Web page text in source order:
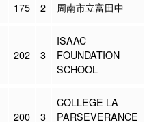
175 2 周南市立富田中
202 3
ISAAC
FOUNDATION
SCHOOL
200 3
COLLEGE LA
PARSEVERANCE